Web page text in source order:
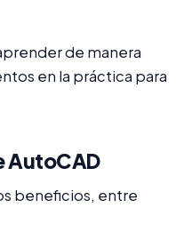
de manera
en la práctica para
AutoCAD
beneficios, entre